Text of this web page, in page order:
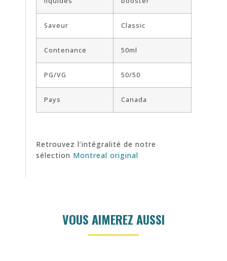
Saveur Classic
Contenance 50ml
PG/VG 50/50
Pays Canada
Retrouvez l’intégralité de notre
sélection Montreal original
VOUS AIMEREZ AUSSI